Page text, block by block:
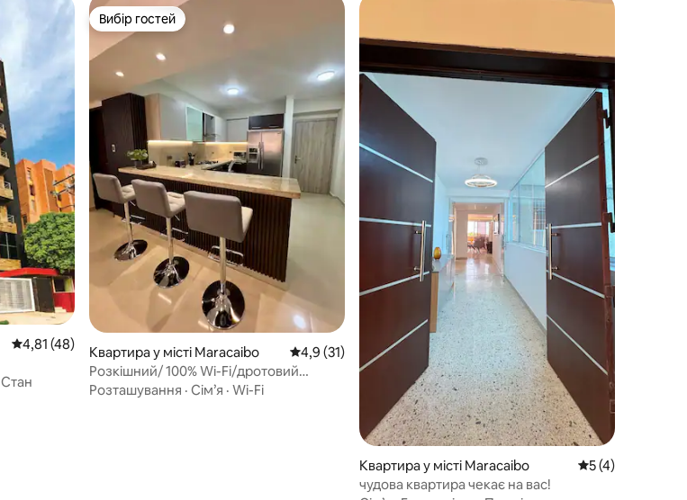
Середня оцінка: 4,81 з 5, відгуки: 48
4,81 (48)
Стан
Вибір гостей
Вибір гостей
Квартира у місті Maracaibo Середня оцінка: 4,9 з 5, відгуки: 31
4,9 (31)
Розкішний/ 100% Wi-Fi/дротовий
доступ до Інтернету/ ліжко KING/
Розташування · Сім’я · Wi-Fi
Квартира у місті Maracaibo Середня оцінка:
5 (4)
чудова квартира чекає на вас!